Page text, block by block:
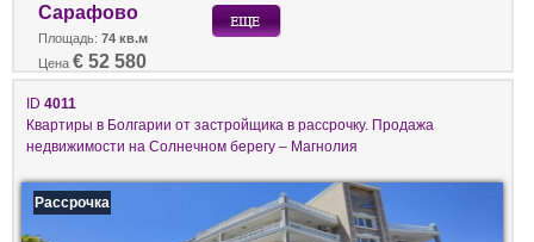
Сарафово
Площадь: 74 кв.м
Цена € 52 580
ID 4011
Квартиры в Болгарии от застройщика в рассрочку. Продажа
недвижимости на Солнечном берегу – Магнолия
Рассрочка